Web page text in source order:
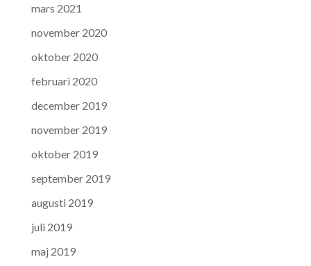
mars 2021
november 2020
oktober 2020
februari 2020
december 2019
november 2019
oktober 2019
september 2019
augusti 2019
juli 2019
maj 2019